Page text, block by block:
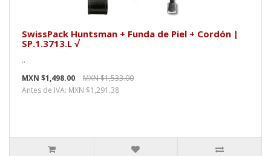
SwissPack Huntsman + Funda de Piel + Cordón |
SP.1.3713.L √
..
MXN $1,498.00
MXN $1,533.00
Antes de IVA: MXN $1,291.38